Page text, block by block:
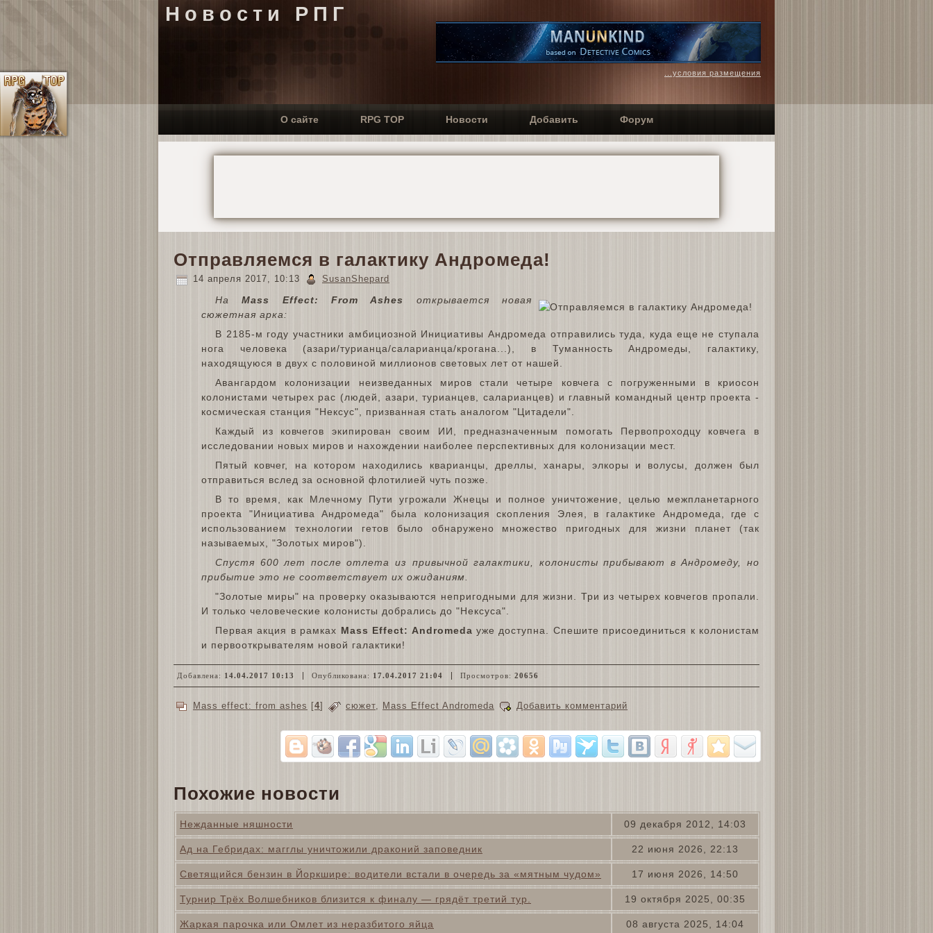
Новости РПГ
...условия размещения
О сайте RPG TOP Новости Добавить Форум
Отправляемся в галактику Андромеда!
14 апреля 2017, 10:13 SusanShepard
НаMass Effect: From Ashes
открывается новая
сюжетная арка:
В 2185-м году участники амбициозной Инициативы Андромеда отправились туда, куда еще не ступала
нога человека (азари/турианца/саларианца/крогана...), в Туманность Андромеды, галактику,
находящуюся в двух с половиной миллионов световых лет от нашей.
Авангардом колонизации неизведанных миров стали четыре ковчега с погруженными в криосон
колонистами четырех рас (людей, азари, турианцев, саларианцев) и главный командный центр проекта -
космическая станция "Нексус", призванная стать аналогом "Цитадели".
Каждый из ковчегов экипирован своим ИИ, предназначенным помогать Первопроходцу ковчега в
исследовании новых миров и нахождении наиболее перспективных для колонизации мест.
Пятый ковчег, на котором находились кварианцы, дреллы, ханары, элкоры и волусы, должен был
отправиться вслед за основной флотилией чуть позже.
В то время, как Млечному Пути угрожали Жнецы и полное уничтожение, целью межпланетарного
проекта "Инициатива Андромеда" была колонизация скопления Элея, в галактике Андромеда, где с
использованием технологии гетов было обнаружено множество пригодных для жизни планет (так
называемых, "Золотых миров").
Спустя 600 лет после отлета из привычной галактики, колонисты прибывают в Андромеду, но
прибытие это не соответствует их ожиданиям.
"Золотые миры" на проверку оказываются непригодными для жизни. Три из четырех ковчегов пропали.
И только человеческие колонисты добрались до "Нексуса".
Первая акция в рамках Mass Effect: Andromeda уже доступна. Спешите присоединиться к колонистам
и первооткрывателям новой галактики!
Добавлена: 14.04.2017 10:13 Опубликована: 17.04.2017 21:04 Просмотров: 20656
Mass effect: from ashes [4] сюжет Mass Effect Andromeda Добавить комментарий
Похожие новости
09 декабря 2012, 14:03
Нежданные няшности
22 июня 2026, 22:13
Ад на Гебридах: магглы уничтожили драконий заповедник
17 июня 2026, 14:50
Светящийся бензин в Йоркшире: водители встали в очередь за «мятным чудом»
19 октября 2025, 00:35
Турнир Трёх Волшебников близится к финалу — грядёт третий тур.
08 августа 2025, 14:04
Жаркая парочка или Омлет из неразбитого яйца